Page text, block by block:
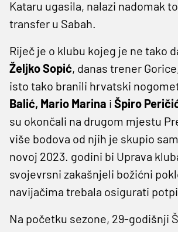
Kataru ugasila, nalazi nadomak
transfer u Sabah.
Riječ je o klubu kojeg je ne tako
Željko Sopić, danas trener
isto tako branili hrvatski
Balić, Mario Marina i Špiro
su okončali na drugom mjestu
više bodova od njih je skupio
novoj 2023. godini bi Uprava
svojevrsni zakašnjeli božićni
navijačima trebala osigurati
Na početku sezone, 29-godišnji